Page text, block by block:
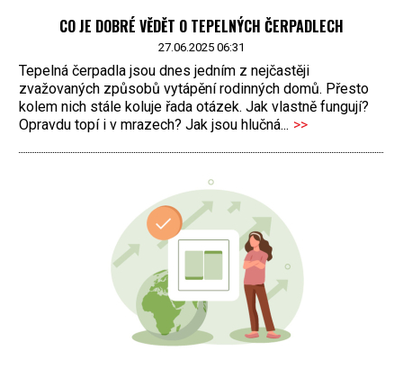
CO JE DOBRÉ VĚDĚT O TEPELNÝCH ČERPADLECH
27.06.2025 06:31
Tepelná čerpadla jsou dnes jedním z nejčastěji
zvažovaných způsobů vytápění rodinných domů. Přesto
kolem nich stále koluje řada otázek. Jak vlastně fungují?
Opravdu topí i v mrazech? Jak jsou hlučná... >>